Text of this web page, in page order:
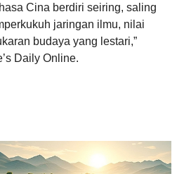
Cina berdiri seiring, saling
jaringan ilmu, nilai
budaya yang lestari,”
Daily Online.